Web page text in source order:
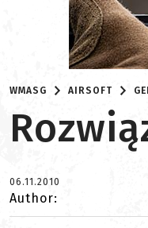
WMASG AIRSOFT
06.11.2010
Author: